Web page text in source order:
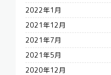
2022年1月
2021年12月
2021年7月
2021年5月
2020年12月